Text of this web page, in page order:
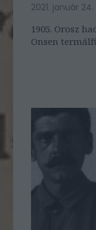
2021. január 24.
1905. Orosz
Onsen